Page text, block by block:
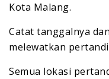
Kota Malang.
Catat tanggalnya
melewatkan
Semua lokasi